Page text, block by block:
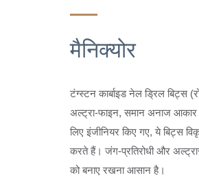
मैनिक्योर
टंग्स्टन कार्बाइड नेल ड्रिल बिट्स
अल्ट्रा-फाइन, समान अनाज
लिए इंजीनियर किए गए, ये बिट्स
करते हैं। जंग-प्रतिरोधी और
को बनाए रखना आसान है।